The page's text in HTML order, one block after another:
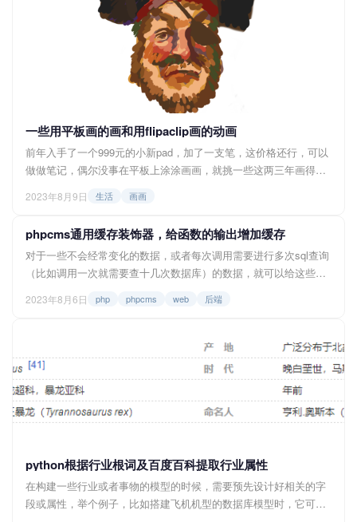
案。 何为子集化 子集化即从源字体文件中抽取出需要使用到的文
一些用平板画的画和用flipaclip画的动画
前年入手了一个999元的小新pad，加了一支笔，这价格还行，可以
做做笔记，偶尔没事在平板上涂涂画画，就挑一些这两三年画得放
船长 ↓ 用flipaclip画的一些动画，这让我想起...
2023年8月9日 生活 画画
phpcms通用缓存装饰器，给函数的输出增加缓存
对于一些不会经常变化的数据，或者每次调用需要进行多次sql查询
（比如调用一次就需要查十几次数据库）的数据，就可以给这些数
快，而phpcms本身就自带了设置缓存和调用缓存的函数setcache
非常简单地增加上一个缓存的功能。 缓存装饰器的代码 <...
2023年8月6日 php phpcms web 后端
python根据行业根词及百度百科提取行业属性
在构建一些行业或者事物的模型的时候，需要预先设计好相关的字
段或属性，举个例子，比如搭建飞机机型的数据库模型时，它可能